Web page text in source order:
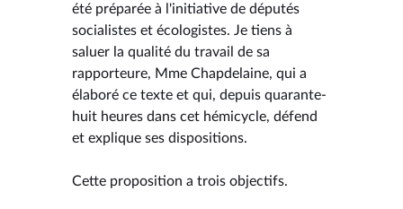
été préparée à l'initiative de députés
socialistes et écologistes. Je tiens à
saluer la qualité du travail de sa
rapporteure, Mme Chapdelaine, qui a
élaboré ce texte et qui, depuis quarante-
huit heures dans cet hémicycle, défend
et explique ses dispositions.
Cette proposition a trois objectifs.